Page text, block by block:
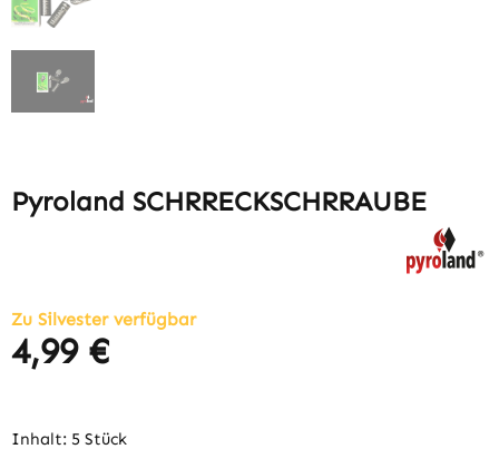
Pyroland SCHRRECKSCHRRAUBE
Zu Silvester verfügbar
Regulärer Preis:
4,99 €
Inhalt: 5 Stück